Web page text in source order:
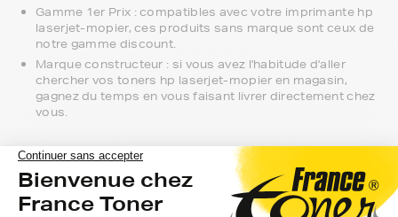
Gamme 1er Prix : compatibles avec votre imprimante hp
laserjet-mopier, ces produits sans marque sont ceux de
notre gamme discount.
Marque constructeur : si vous avez l'habitude d'aller
chercher vos toners hp laserjet-mopier en magasin,
gagnez du temps en vous faisant livrer directement chez
vous.
Si vous avez la moindre question sur la
compatibilité de votre produit avec votre
imprimante hp laserjet-mopier, nous